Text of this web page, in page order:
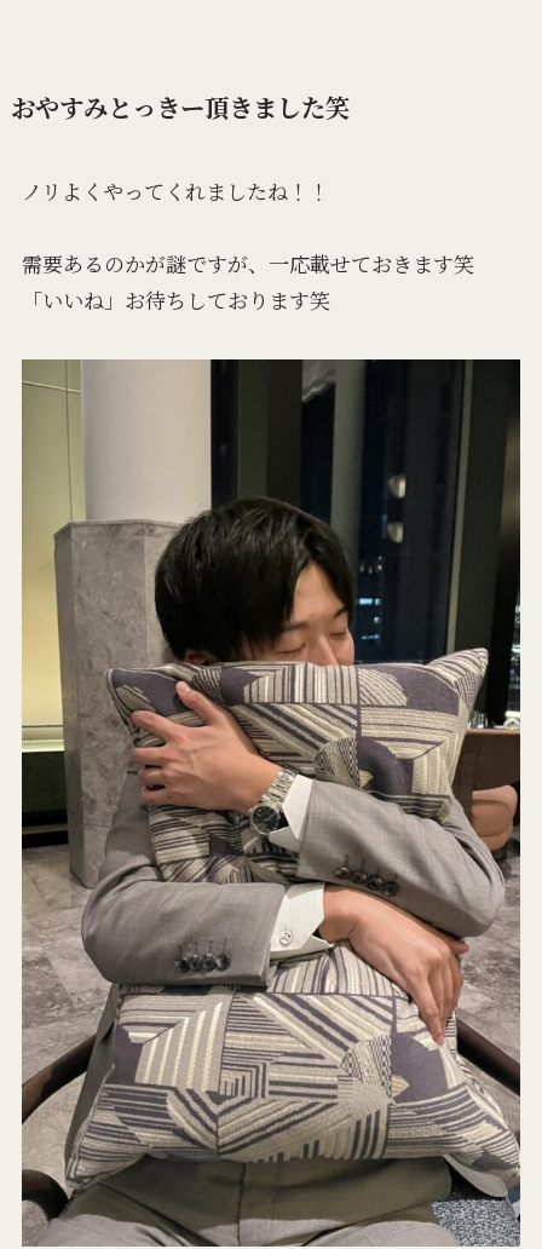
おやすみとっきー頂きました笑
ノリよくやってくれましたね！！
需要あるのかが謎ですが、一応載せておきます笑
「いいね」お待ちしております笑